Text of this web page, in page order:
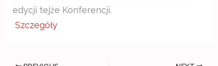
edycji tejże Konferencji.
Szczegóły